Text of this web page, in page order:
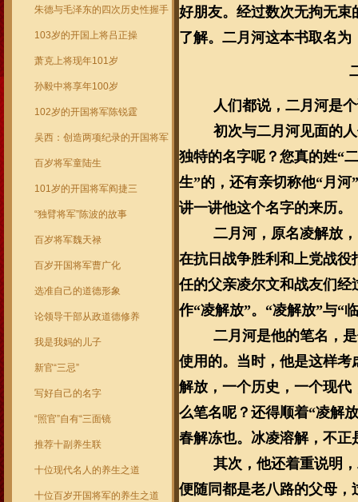
朱德与毛泽东的四次历史性握手
103岁的开国上将吕正操
萧克上将现年101岁
孙毅中将享年100岁
102岁的开国将军陈锐霆
吴西：创造两项纪录的开国将军
百岁将军童陆生
101岁的开国将军阎捷三
“独臂将军”陈波的故事
百岁将军魏天禄
百岁开国将军曹广化
选准自己的道德形象
论领导干部从政道德修养
我是我妈的儿子
新官“三忌”
写好自己的名字
“照官”自有“三面镜
推荐十副养生联
十位现代名人的养生之道
十位百岁开国将军的养生之道
好朋友。经过数次无拘无
了解。二月河这本书取名
人们都说，二月河是
初次与二月河见面的
独特的名字呢？您真的姓“
生”的，还有亲切称他“月
讲一讲他这个名字的来历。
二月河，原名凌解放
在抗日战争胜利和上党战
任的父亲凌尔文和战友们
作“凌解放”。“凌解放”与“
二月河是他的笔名，
使用的。当时，他是这样
解放，一个历史，一个现
么笔名呢？还得顺着“凌解
春解冻也。冰凌溶解，不
其次，他还着重说明
便随同都是老八路的父母